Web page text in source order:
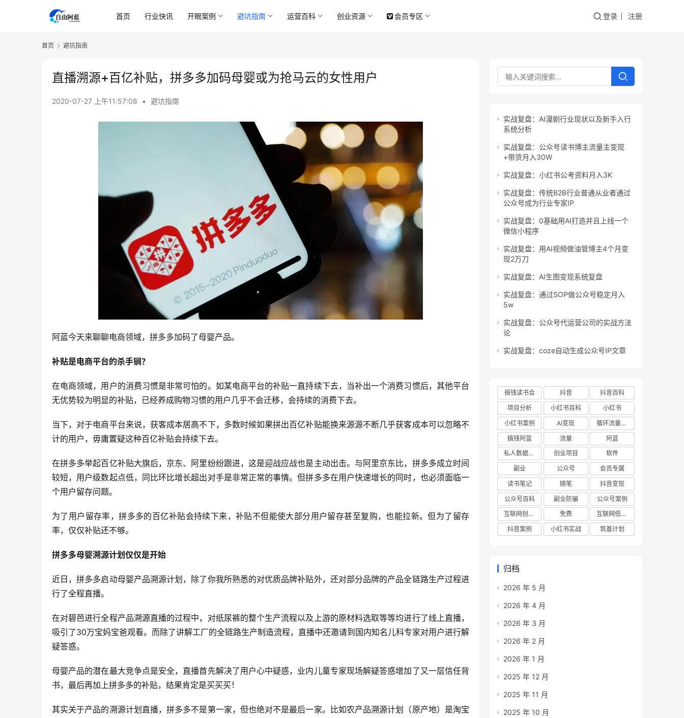
首页 行业快讯 开眼案例 避坑指南 运营百科 创业资源 会员专区 登录 注册
首页 避坑指南
直播溯源+百亿补贴，拼多多加码母婴或为抢马云的女性用户
2020-07-27 上午11:57:08 • 避坑指南
阿蓝今天来聊聊电商领域，拼多多加码了母婴产品。
补贴是电商平台的杀手锏？
在电商领域，用户的消费习惯是非常可怕的。如某电商平台的补贴一直持续下去，当补出一个消费习惯后，其他平台
无优势较为明显的补贴，已经养成购物习惯的用户几乎不会迁移，会持续的消费下去。
当下，对于电商平台来说，获客成本居高不下，多数时候如果拼出百亿补贴能换来源源不断几乎获客成本可以忽略不
计的用户，毋庸置疑这种百亿补贴会持续下去。
在拼多多举起百亿补贴大旗后，京东、阿里纷纷跟进，这是迎战应战也是主动出击。与阿里京东比，拼多多成立时间
较短，用户级数起点低，同比环比增长超出对手是非常正常的事情。但拼多多在用户快速增长的同时，也必须面临一
个用户留存问题。
为了用户留存率，拼多多的百亿补贴会持续下来，补贴不但能使大部分用户留存甚至复购，也能拉新。但为了留存
率，仅仅补贴还不够。
拼多多母婴溯源计划仅仅是开始
近日，拼多多启动母婴产品溯源计划，除了你我所熟悉的对优质品牌补贴外，还对部分品牌的产品全链路生产过程进
行了全程直播。
在对碧芭进行全程产品溯源直播的过程中，对纸尿裤的整个生产流程以及上游的原材料选取等等均进行了线上直播，
吸引了30万宝妈宝爸观看。而除了讲解工厂的全链路生产制造流程，直播中还邀请到国内知名儿科专家对用户进行解
疑答惑。
母婴产品的潜在最大竞争点是安全，直播首先解决了用户心中疑惑，业内儿童专家现场解疑答惑增加了又一层信任背
书，最后再加上拼多多的补贴，结果肯定是买买买！
其实关于产品的溯源计划直播，拼多多不是第一家，但也绝对不是最后一家。比如农产品溯源计划（原产地）是淘宝
实战复盘：AI漫剧行业现状以及新手入行
系统分析
实战复盘：公众号读书博主流量主变现
+带货月入30W
实战复盘：小红书公考资料月入3K
实战复盘：传统B2B行业普通从业者通过
公众号成为行业专家IP
实战复盘：0基础用AI打造并且上线一个
微信小程序
实战复盘：用AI视频做油管博主4个月变
现2万刀
实战复盘：AI生图变现系统复盘
实战复盘：通过SOP做公众号稳定月入
5w
实战复盘：公众号代运营公司的实战方法
论
实战复盘：coze自动生成公众号IP文章
搞钱读书会 抖音
抖音百科
项目分析
小红书百科
小红书
小红书案例
AI变现
循环流量实验室
搞钱阿蓝
流量
阿蓝
私人数据库项目
创业项目
软件
副业
公众号
会员专属
读书笔记
随笔
抖音变现
公众号百科
副业防骗
公众号案例
互联网创业项目
免费
互联网低成本创业项目
抖音案例
小红书实战 筑基计划
归档
2026 年 5 月
2026 年 4 月
2026 年 3 月
2026 年 2 月
2026 年 1 月
2025 年 12 月
2025 年 11 月
2025 年 10 月